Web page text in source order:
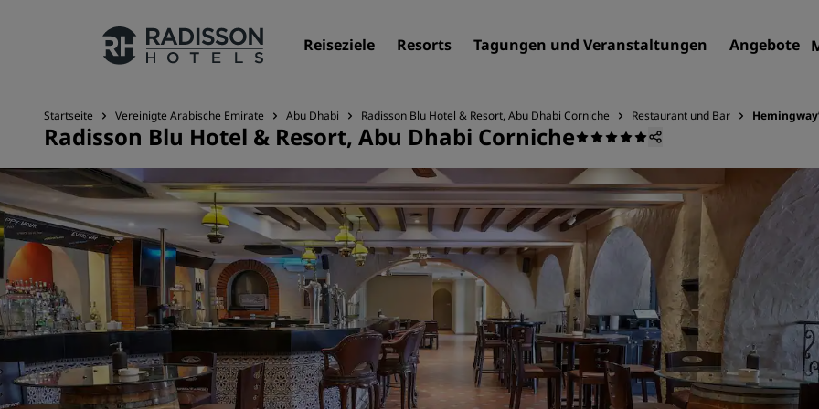
Reiseziele Resorts Tagungen und Veranstaltungen Angebote
Unsere Marken
Marken von Radisson Hotels
Finden Sie Ihr Hotel
Reiseziele
Resorts
Serviced Apartments
Flughafenhotels
Neue und geplante Hotels
Tagungen und
Veranstaltungen
Entdecken Sie Radisson
Startseite Vereinigte Arabische Emirate Abu Dhabi Radisson Blu Hotel & Resort, Abu Dhabi Corniche Restaurant und Bar
Radisson Blu Hotel & Resort, Abu Dhabi Corniche